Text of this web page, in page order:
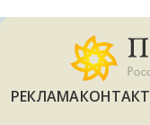
РЕКЛАМА